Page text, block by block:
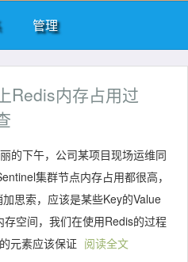
管理
Redis内存占用过
的下午，公司某项目现场运维同
集群节点内存占用都很高，
思索，应该是某些Key的Value
空间，我们在使用Redis的过程
元素应该保证 阅读全文